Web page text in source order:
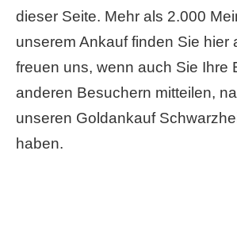
dieser Seite. Mehr als 2.000
unserem Ankauf finden Sie hier
freuen uns, wenn auch Sie Ihre
anderen Besuchern mitteilen,
unseren Goldankauf
haben.